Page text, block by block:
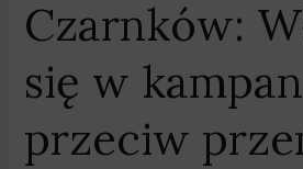
Czarnków:
się w
przeciw
Czarnków:
Włączyli
w
przeciw